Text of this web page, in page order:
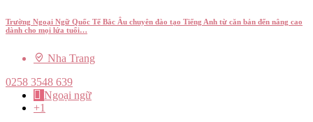
Trường Ngoại Ngữ Quốc Tế Bắc Âu chuyên đào tạo Tiếng Anh từ căn bản đến nâng cao
dành cho mọi lứa tuổi…
Nha Trang
0258 3548 639
Ngoại ngữ
+1